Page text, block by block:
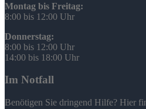
Montag bis Freitag:
8:00 bis 12:00 Uhr
Donnerstag:
8:00 bis 12:00 Uhr
14:00 bis 18:00 Uhr
Im Notfall
Benötigen Sie dringend Hilfe? Hier